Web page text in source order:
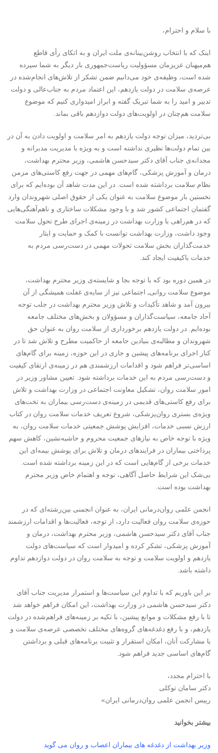
با سلام و احترام،
اینک که با انتخاب روشن‌بینانه‌ی ملت ایران و به اتکای رأی قاطع
هم‌میهنان عزیزمان مسؤولیت ریاست‌جمهوری بار دیگر به شما سپرده
شده است، وظیفه‌ی خود می‌دانیم ضمن تشکر از تلاش‌های انجام‌شده در
عرصه‌ی سلامت در دولت یازدهم، این اعتماد مردم به جناب‌عالی و دولت
تدبیر و امید را به شما تبریک گفته و ابراز امیدواری کنیم که موضوع
سلامت هم‌چنان در اولویت‌های دولت دوازدهم باقی بماند.
بی‌تردید، میزان توجه دولت یازدهم به امر سلامت و اولویت دادن به آن در
بین تمام دولت‌ها نظیری نداشته است و به ویژه با مدیریت مدبرانه و
مجدانه‌ی جناب آقای دکتر سیدحسن هاشمی، وزیر محترم بهداشت،
درمان و آموزش پزشکی، گام‌های مهمی در جهت رفع کاستی‌های مزمن
نظام سلامت برداشته شده است. در این مدت شاهد آن بوده‌ایم که برای
نخستین بار موضوع سلامت به عنوان یکی از حقوق اصلی شهروندان وارد
گفتمان اجتماعی کشور شد و با وجود مشکلات ساختاری و ناهم‌آهنگی‌هایی
که در هم‌راهی با وزارت بهداشت در زمینه‌ی اجرای طرح‌ تحول سلامت
وجود داشت، وزارت بهداشت توانست با کمک و حمایت و ایثار
خدمت‌گذاران بخش سلامت تحولات مهمی در دست‌رسی مردم به
خدمات باکیفیت ایجاد کند.
در همین دوره بود که با توجه بجا و شایسته‌ی وزیر محترم بهداشت،
موضوع سلامت روانی‌ـ اجتماعی نیز از سایه‌ی غفلت همیشگی از آن
بیرون آمد و شاهد تأکیدات و تلاش وزیر محترم بهداشت در جلب توجه
آحاد جامعه، سیاست‌گذاران و مسؤولان و بخش‌های مختلف جامعه
بوده‌ایم. در دولت یازدهم برخورداری از سلامت روان به عنوان حق
شهروندان و مطالبه‌ی بنیادین جامعه از حاکمیت مطرح و تلاش شد تا در
کنار اجرای برنامه‌های پیشین و جاری در این حوزه، زمینه برای گام‌های
اساسی‌تر فراهم شود و اقدامات ارزشمندی هم در زمینه‌ی ارتقای کیفیت
و دست‌رسی مردم به این خدمات برداشته شود. تعیین مشاور وزیر در
امور سلامت روان، تشکیل معاونت اجتماعی در وزارت بهداشت و تلاش
برای رفع کاستی‌های قدیمی در زمینه‌ی دست‌رسی بیماران به تخت‌های
ویژه‌ی بستری روان‌پزشکی، شروع تعریف خدمات سلامت روان در کتاب
ارزش نسبی خدمات، افزایش پوشش جمعیتی خدمات سلامت روان، به
ویژه با توجه خاص به نیازهای جمعیت محروم و حاشیه‌نشین، کاهش سهم
پرداختی بیماران در فرایندهای درمان و تلاش برای پوشش بیمه‌ای این
خدمات برخی از گام‌هایی است که در این زمینه برداشته شده است.
بی‌شک این شرایط حاصل آگاهی، توجه و اهتمام خاص وزیر محترم
بهداشت بوده است.
انجمن علمی روان‌درمانی ایران، به عنوان انجمنی بین‌رشته‌ای که در
حوزه‌ی سلامت روان فعالیت دارد، از توجه، فعالیت‌ها و اقدامات ارزشمند
جناب آقای دکتر سیدحسن هاشمی، وزیر محترم بهداشت، درمان و
آموزش پزشکی، تشکر کرده و امیدوار است که سیاست‌های دولت
یازدهم و اولویت سلامت و توجه به سلامت روان در دولت دوازدهم تداوم
داشته باشد.
بر این باوریم که با تداوم این سیاست‌ها و استمرار مدیریت جناب آقای
دکتر سیدحسن هاشمی در وزارت بهداشت، این امکان فراهم خواهد شد
تا با رفع مشکلات و موانع پیشین، با تکیه بر زمینه‌های فراهم‌شده در دولت
یازدهم، و با رفع دغدغه‌های گروه‌های مختلف تخصصی عرصه‌ی سلامت و
با مشارکت آنان، امکان استقرار و تثبیت برنامه‌های قبلی و برداشتن
گام‌های اساسی جدید فراهم شود.
با احترام مجدد،
دکتر سامان توکلی
رییس انجمن علمی روان‌درمانی ایران»
بیشتر بخوانید
وزیر بهداشت از دغدغه های بیماران اعصاب و روان می گوید